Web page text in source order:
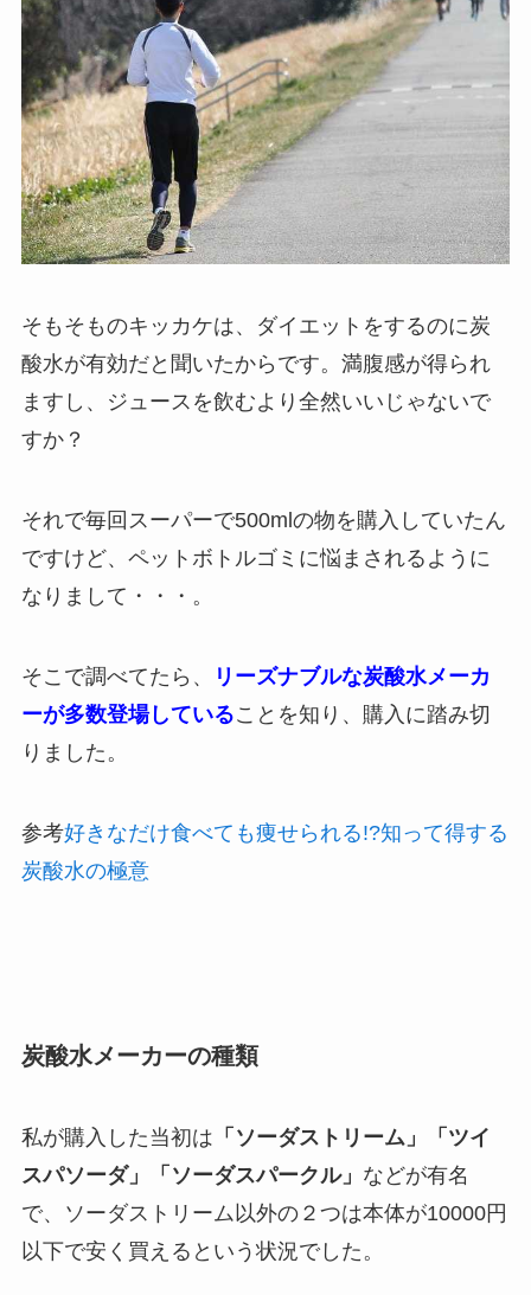
そもそものキッカケは、ダイエットをするのに炭
酸水が有効だと聞いたからです。満腹感が得られ
ますし、ジュースを飲むより全然いいじゃないで
すか？
それで毎回スーパーで500mlの物を購入していたん
ですけど、ペットボトルゴミに悩まされるように
なりまして・・・。
そこで調べてたら、
リーズナブルな炭酸水メーカ
ーが多数登場していることを知り、購入に踏み切
りました。
参考好きなだけ食べても痩せられる!?知って得する
炭酸水の極意
炭酸水メーカーの種類
私が購入した当初は 「ソーダストリーム」「ツイ
スパソーダ」「ソーダスパークル」 などが有名
で、ソーダストリーム以外の２つは本体が10000円
以下で安く買えるという状況でした。